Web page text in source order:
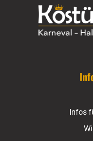
Infos